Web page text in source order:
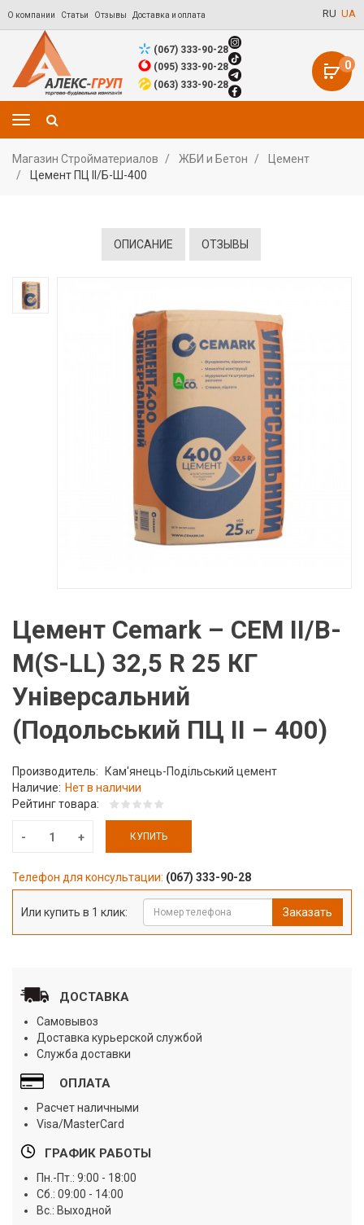
О компании Статьи Отзывы Доставка и оплата RU UA
0
(067) 333-90-28
(095) 333-90-28
(063) 333-90-28
Магазин Стройматериалов ЖБИ и Бетон
Цемент
Цемент ПЦ ІІ/Б-Ш-400
ОПИСАНИЕ ОТЗЫВЫ
Цемент Cemark – СЕМ II/В-
М(S-LL) 32,5 R 25 КГ
Універсальний
(Подольський ПЦ ІІ – 400)
Производитель:
Кам'янець-Подільський цемент
Наличие: Нет в наличии
Рейтинг товара:
КУПИТЬ
Телефон для консультации: (067) 333-90-28
Или купить в 1 клик: Заказать
ДОСТАВКА
Самовывоз
Доставка курьерской службой
Служба доставки
ОПЛАТА
Расчет наличными
Visa/MasterCard
ГРАФИК РАБОТЫ
Пн.-Пт.: 9:00 - 18:00
Сб.: 09:00 - 14:00
Вс.: Выходной